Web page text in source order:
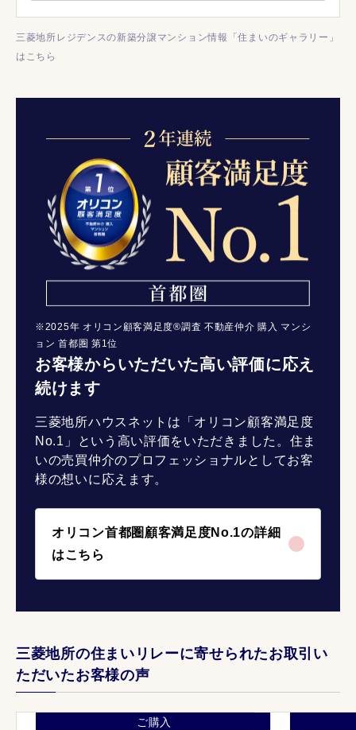
三菱地所レジデンスの新築分譲マンション情報「住まいのギャラリー」
はこちら
お客様からいただいた高い評価に応え
続けます
三菱地所ハウスネットは「オリコン顧客満足度
No.1」という高い評価をいただきました。住ま
いの売買仲介のプロフェッショナルとしてお客
様の想いに応えます。
オリコン首都圏顧客満足度No.1の詳細
はこちら
※2025年 オリコン顧客満足度®調査 不動産仲介 購入 マンシ
ョン 首都圏 第1位
三菱地所の住まいリレーに寄せられたお取引い
ただいたお客様の声
ご購入